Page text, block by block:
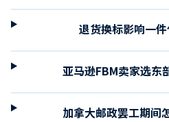
退货换标影响一件
亚马逊FBM卖家选东
加拿大邮政罢工期间